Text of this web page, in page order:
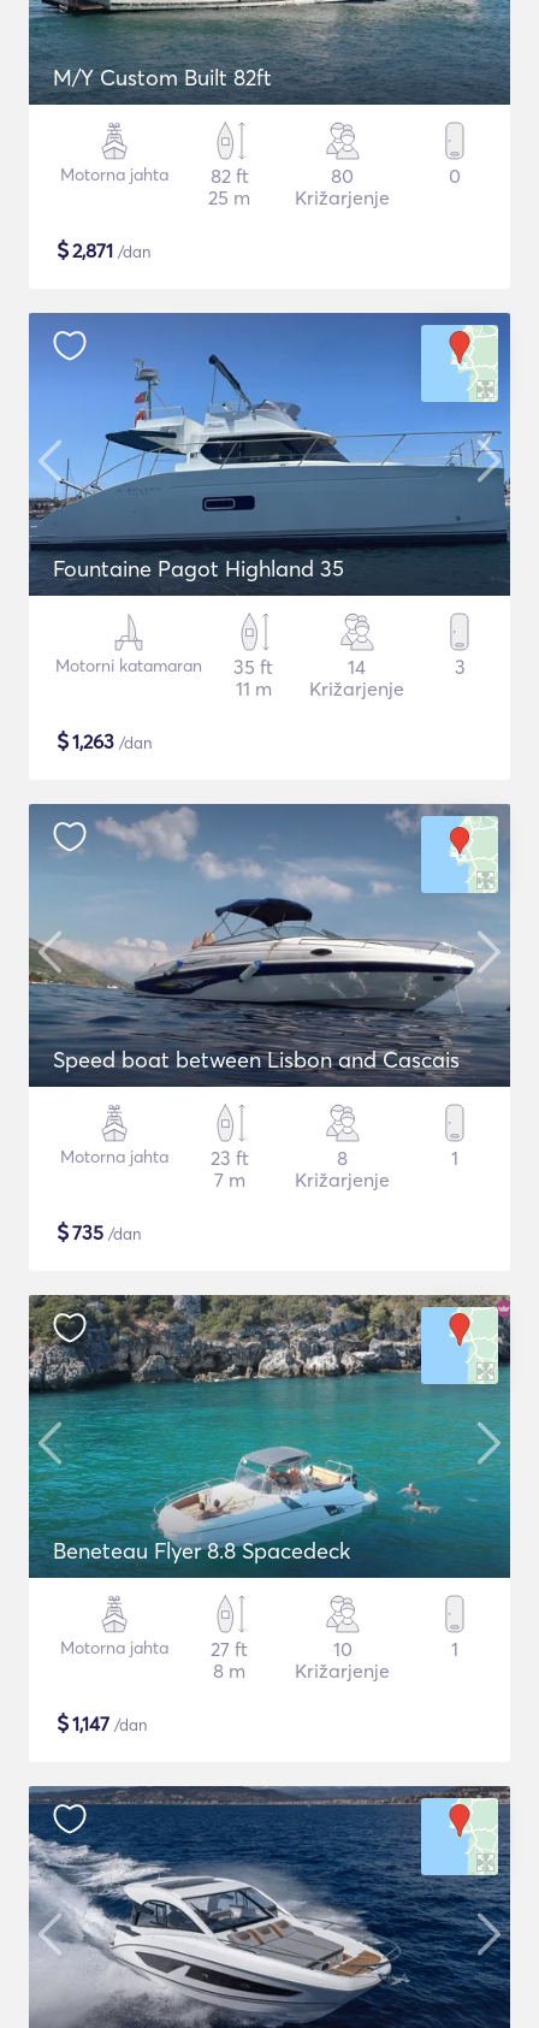
M/Y Custom Built 82ft
Motorna jahta
82 ft
25 m
80
Križarjenje
0
$2,871 /dan
Fountaine Pagot Highland 35
Motorni katamaran
35 ft
11 m
14
Križarjenje
3
$1,263 /dan
Speed boat between Lisbon and Cascais
Motorna jahta
23 ft
7 m
8
Križarjenje
1
$735 /dan
Beneteau Flyer 8.8 Spacedeck
Motorna jahta
27 ft
8 m
10
Križarjenje
1
$1,147 /dan